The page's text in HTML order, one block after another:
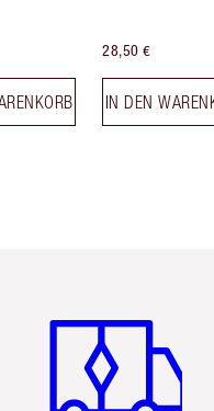
28,50 €
IN DEN